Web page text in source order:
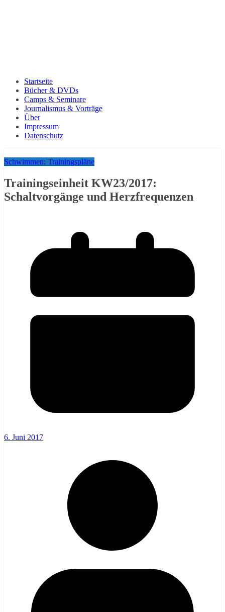
Startseite
Bücher & DVDs
Camps & Seminare
Journalismus & Vorträge
Über
Impressum
Datenschutz
Schwimmen: Trainingspläne
Trainingseinheit KW23/2017:
Schaltvorgänge und Herzfrequenzen
6. Juni 2017